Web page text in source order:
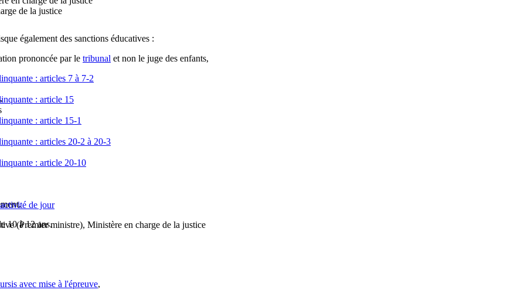
également des sanctions éducatives :
prononcée par le tribunal et non le juge des enfants,
10 à 12 ans.
avec mise à l'épreuve,
de la justice
: articles 7 à 7-2
: article 15
: article 15-1
: articles 20-2 à 20-3
: article 20-10
de jour
(Premier ministre), Ministère en charge de la justice